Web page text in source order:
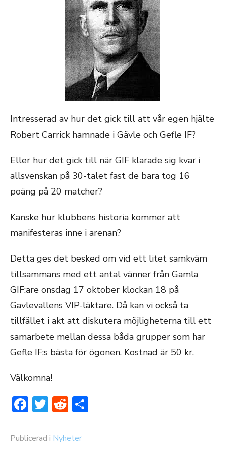
Intresserad av hur det gick till att vår egen hjälte
Robert Carrick hamnade i Gävle och Gefle IF?
Eller hur det gick till när GIF klarade sig kvar i
allsvenskan på 30-talet fast de bara tog 16
poäng på 20 matcher?
Kanske hur klubbens historia kommer att
manifesteras inne i arenan?
Detta ges det besked om vid ett litet samkväm
tillsammans med ett antal vänner från Gamla
GIF:are onsdag 17 oktober klockan 18 på
Gavlevallens VIP-läktare. Då kan vi också ta
tillfället i akt att diskutera möjligheterna till ett
samarbete mellan dessa båda grupper som har
Gefle IF:s bästa för ögonen. Kostnad är 50 kr.
Välkomna!
Facebook
Twitter
Reddit
Publicerad i Nyheter